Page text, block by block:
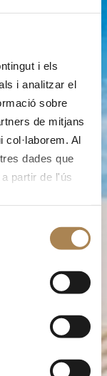
i els
i analitzar el
sobre
de mitjans
col·laborem. Al
dades que
partir de l'ús